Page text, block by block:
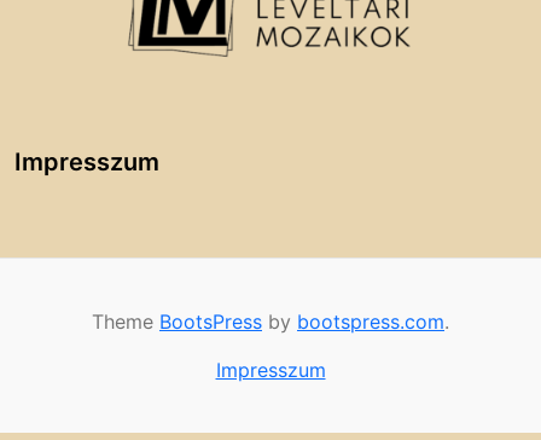
Impresszum
Theme BootsPress by bootspress.com.
Impresszum